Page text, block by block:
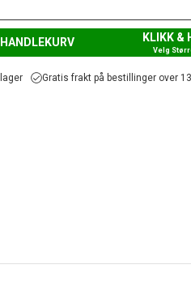
HANDLEKURV KLIKK &
Velg
lager Gratis frakt på bestillinger over